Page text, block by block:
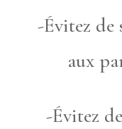
-Évitez de
aux
-Évitez